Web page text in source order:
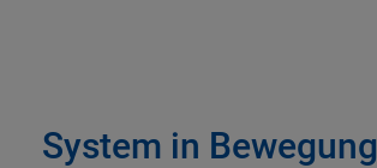
System in Bewegung